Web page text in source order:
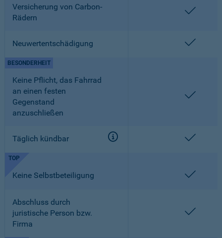
Versicherung von Carbon-
Rädern
Neuwertentschädigung
Keine Pflicht, das Fahrrad
an einen festen
Gegenstand
anzuschließen
BESONDERHEIT
Täglich kündbar
TOP
Keine Selbstbeteiligung
Abschluss durch
juristische Person bzw.
Firma